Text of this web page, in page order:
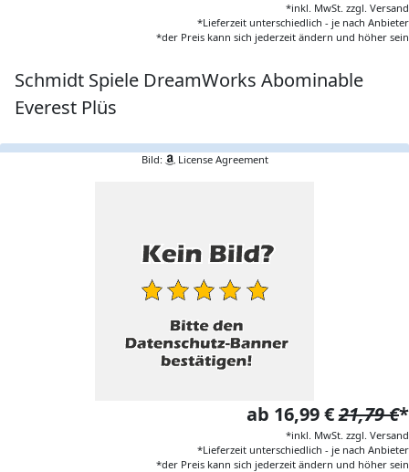
*inkl. MwSt. zzgl. Versand
*Lieferzeit unterschiedlich - je nach Anbieter
*der Preis kann sich jederzeit ändern und höher sein
Schmidt Spiele DreamWorks Abominable
Everest Plüs
Bild: License Agreement
ab 16,99 €21,79 €*
*inkl. MwSt. zzgl. Versand
*Lieferzeit unterschiedlich - je nach Anbieter
*der Preis kann sich jederzeit ändern und höher sein